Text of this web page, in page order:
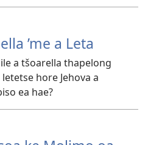
’me a Leta
a tšoarella thapelong
hore Jehova a
ea hae?